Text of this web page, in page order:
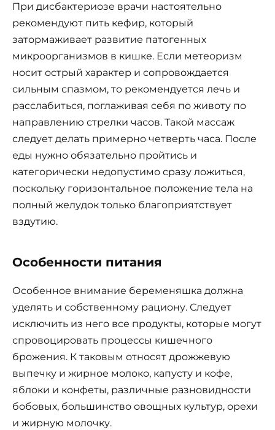
При дисбактериозе врачи настоятельно
рекомендуют пить кефир, который
затормаживает развитие патогенных
микроорганизмов в кишке. Если метеоризм
носит острый характер и сопровождается
сильным спазмом, то рекомендуется лечь и
расслабиться, поглаживая себя по животу по
направлению стрелки часов. Такой массаж
следует делать примерно четверть часа. После
еды нужно обязательно пройтись и
категорически недопустимо сразу ложиться,
поскольку горизонтальное положение тела на
полный желудок только благоприятствует
вздутию.
Особенности питания
Особенное внимание беременяшка должна
уделять и собственному рациону. Следует
исключить из него все продукты, которые могут
спровоцировать процессы кишечного
брожения. К таковым относят дрожжевую
выпечку и жирное молоко, капусту и кофе,
яблоки и конфеты, различные разновидности
бобовых, большинство овощных культур, орехи
и жирную молочку.